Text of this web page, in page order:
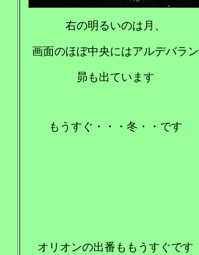
右の明るいのは月、
画面のほぼ中央にはアルデバラン
昴も出ています
もうすぐ・・・冬・・です
オリオンの出番ももうすぐです